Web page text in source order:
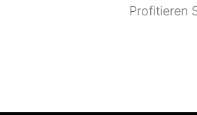
Profitieren